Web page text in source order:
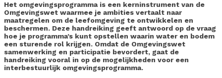
Het omgevingsprogramma is een kerninstrument van de
Omgevingswet waarmee je ambities vertaalt naar
maatregelen om de leefomgeving te ontwikkelen en
beschermen. Deze handreiking geeft antwoord op de vraag
hoe je programma’s kunt opstellen waarin water en bodem
een sturende rol krijgen. Omdat de Omgevingswet
samenwerking en participatie bevordert, gaat de
handreiking vooral in op de mogelijkheden voor een
interbestuurlijk omgevingsprogramma.